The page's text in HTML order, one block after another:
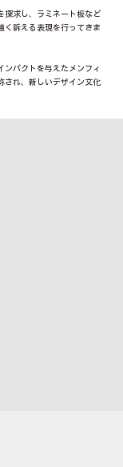
探求し、ラミネート板など
く訴える表現を行ってきま
ンパクトを与えたメンフィ
され、新しいデザイン文化